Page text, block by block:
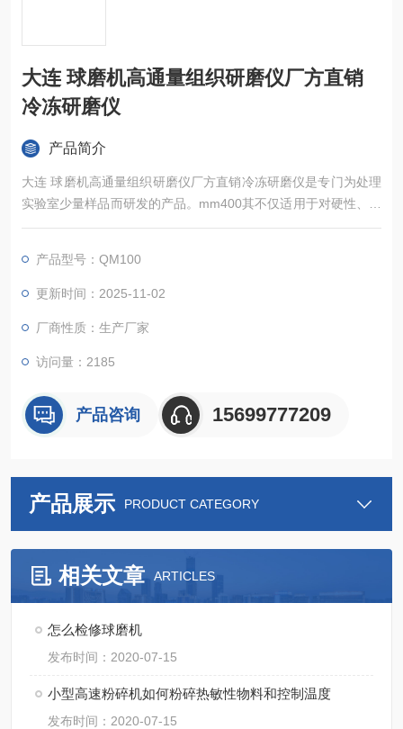
大连 球磨机高通量组织研磨仪厂方直销
冷冻研磨仪
产品简介
大连 球磨机高通量组织研磨仪厂方直销冷冻研磨仪是专门为处理
实验室少量样品而研发的产品。mm400其不仅适用于对硬性、中
硬性和脆性样品的细粉碎和精细研磨，还适用于软性、弹性、纤
头、头发、化学品、药品、矿物、矿石、合金、玻璃、陶瓷、土
壤、污泥、谷物颗粒、塑料、纺织品在内的诸多材料。
产品型号：QM100
更新时间：2025-11-02
厂商性质：生产厂家
访问量：2185
产品咨询 15699777209
产品展示 PRODUCT CATEGORY
相关文章 ARTICLES
怎么检修球磨机
发布时间：2020-07-15
小型高速粉碎机如何粉碎热敏性物料和控制温度
发布时间：2020-07-15